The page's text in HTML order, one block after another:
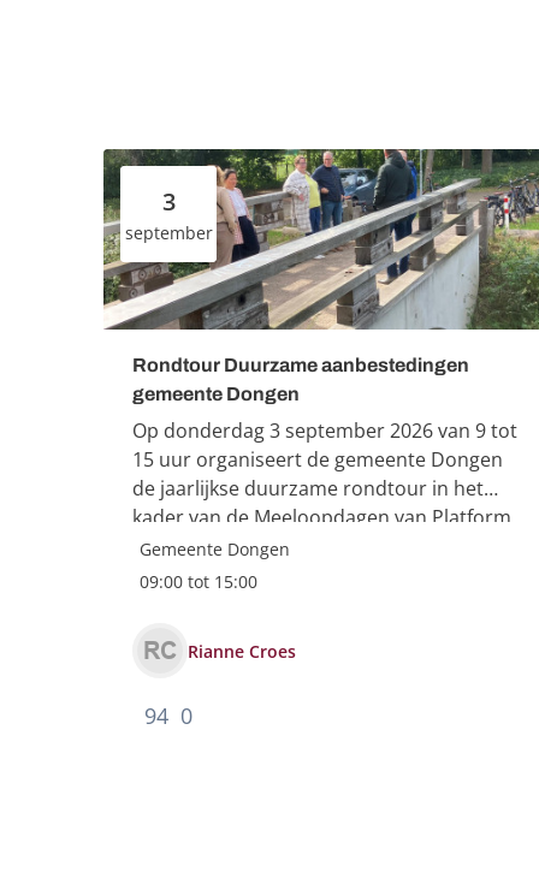
3
september
Rondtour Duurzame aanbestedingen
gemeente Dongen
Op donderdag 3 september 2026 van 9 tot
15 uur organiseert de gemeente Dongen
de jaarlijkse duurzame rondtour in het
kader van de Meeloopdagen van Platform
WOW. Lees het interview Hoe gemeente
Dongen uitgroeide tot inspiratiebron voor
Gemeente Dongen
09:00 tot 15:00
Rianne Croes
94 0